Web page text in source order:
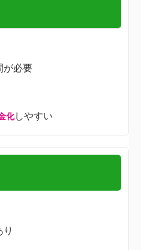
が必要
化しやすい